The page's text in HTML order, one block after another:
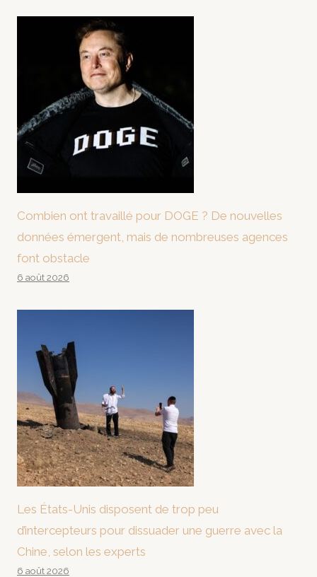
Combien ont travaillé pour DOGE ? De nouvelles
données émergent, mais de nombreuses agences
font obstacle
6 août 2026
Les États-Unis disposent de trop peu
d’intercepteurs pour dissuader une guerre avec la
Chine, selon les experts
6 août 2026